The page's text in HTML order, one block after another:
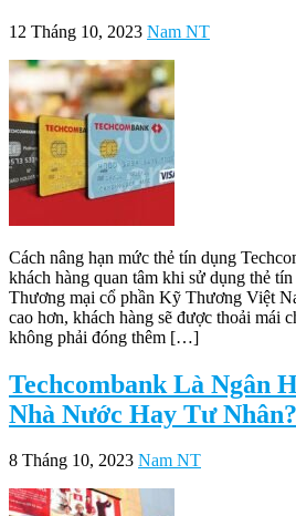
12 Tháng 10, 2023 Nam NT
Cách nâng hạn mức thẻ tín dụng
khách hàng quan tâm khi sử dụng thẻ
Thương mại cổ phần Kỹ Thương Việt
cao hơn, khách hàng sẽ được thoải mái
không phải đóng thêm […]
Techcombank Là Ngân
Nhà Nước Hay Tư Nhân?
8 Tháng 10, 2023 Nam NT